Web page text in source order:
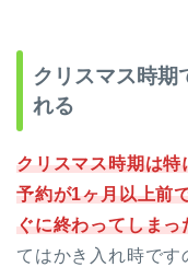
クリスマス時期
れる
クリスマス時期は
予約が1ヶ月以上前
ぐに終わってしまっ
てはかき入れ時です